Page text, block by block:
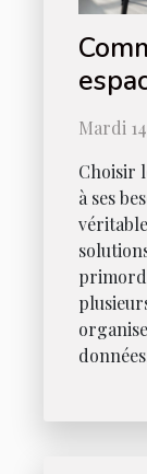
vos
Mardi
Choisir
à ses